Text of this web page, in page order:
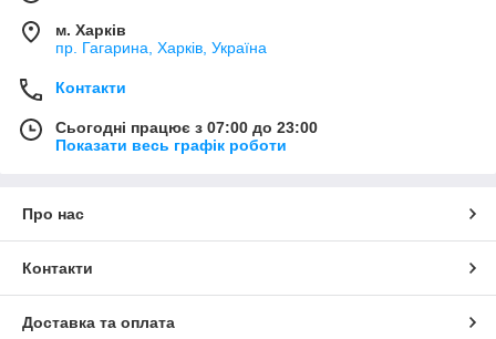
м. Харків
пр. Гагарина, Харків, Україна
Контакти
Сьогодні працює з 07:00 до 23:00
Показати весь графік роботи
Про нас
Контакти
Доставка та оплата